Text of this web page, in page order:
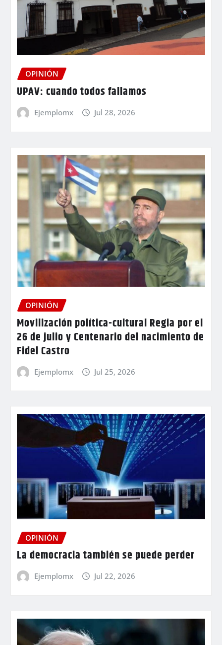
OPINIÓN
UPAV: cuando todos fallamos
Ejemplomx Jul 28, 2026
OPINIÓN
Movilización política-cultural Regia por el
26 de julio y Centenario del nacimiento de
Fidel Castro
Ejemplomx Jul 25, 2026
OPINIÓN
La democracia también se puede perder
Ejemplomx Jul 22, 2026